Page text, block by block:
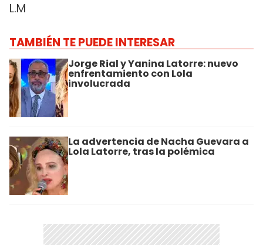
L.M
TAMBIÉN TE PUEDE INTERESAR
Jorge Rial y Yanina Latorre: nuevo
enfrentamiento con Lola
involucrada
La advertencia de Nacha Guevara a
Lola Latorre, tras la polémica